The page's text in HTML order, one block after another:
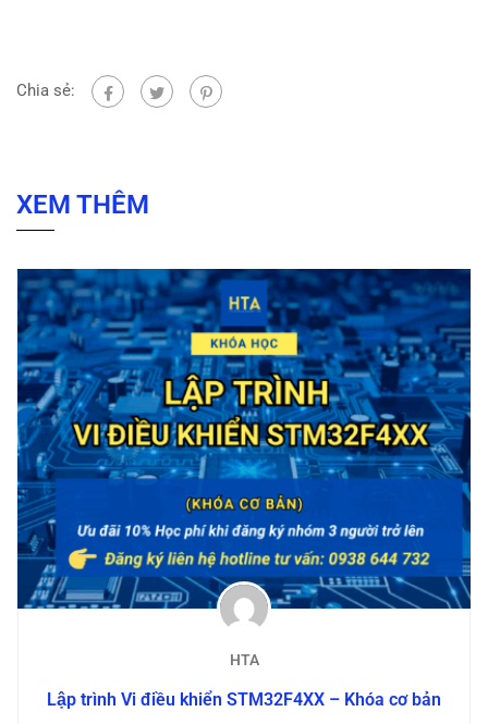
Chia sẻ:
XEM THÊM
HTA
Lập trình Vi điều khiển STM32F4XX – Khóa cơ bản